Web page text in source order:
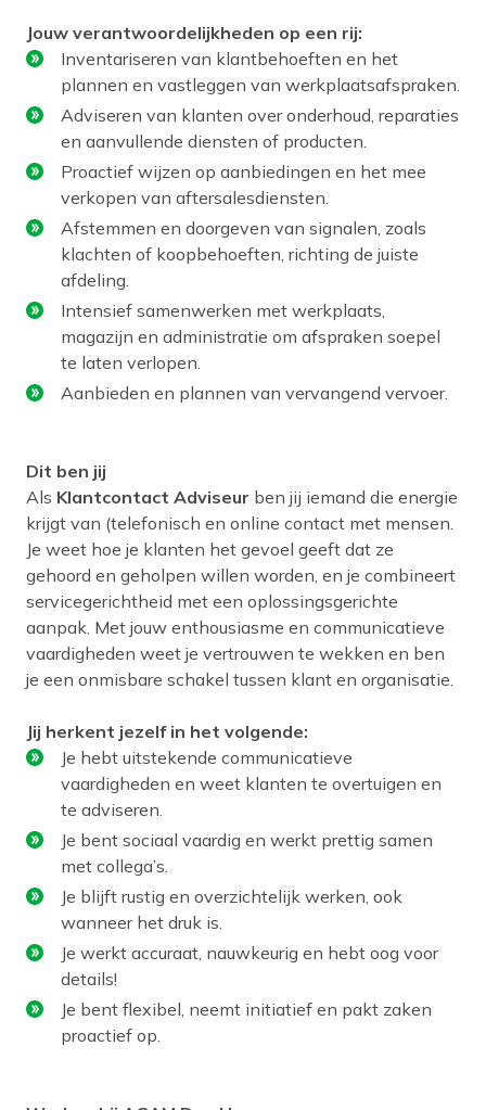
Jouw verantwoordelijkheden op een rij:
Inventariseren van klantbehoeften en het
plannen en vastleggen van werkplaatsafspraken.
Adviseren van klanten over onderhoud, reparaties
en aanvullende diensten of producten.
Proactief wijzen op aanbiedingen en het mee
verkopen van aftersalesdiensten.
Afstemmen en doorgeven van signalen, zoals
klachten of koopbehoeften, richting de juiste
afdeling.
Intensief samenwerken met werkplaats,
magazijn en administratie om afspraken soepel
te laten verlopen.
Aanbieden en plannen van vervangend vervoer.
Dit ben jij
Als Klantcontact Adviseur ben jij iemand die energie
krijgt van (telefonisch en online contact met mensen.
Je weet hoe je klanten het gevoel geeft dat ze
gehoord en geholpen willen worden, en je combineert
servicegerichtheid met een oplossingsgerichte
aanpak. Met jouw enthousiasme en communicatieve
vaardigheden weet je vertrouwen te wekken en ben
je een onmisbare schakel tussen klant en organisatie.
Jij herkent jezelf in het volgende:
Je hebt uitstekende communicatieve
vaardigheden en weet klanten te overtuigen en
te adviseren.
Je bent sociaal vaardig en werkt prettig samen
met collega’s.
Je blijft rustig en overzichtelijk werken, ook
wanneer het druk is.
Je werkt accuraat, nauwkeurig en hebt oog voor
details!
Je bent flexibel, neemt initiatief en pakt zaken
proactief op.